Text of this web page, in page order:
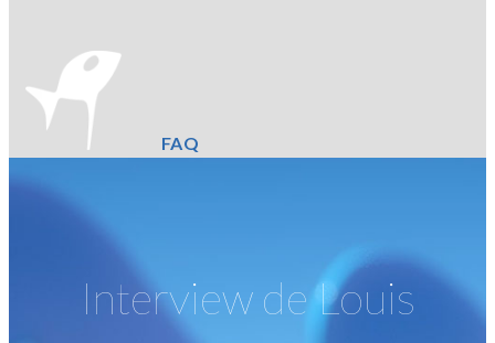
FAQ
Interview deLouis